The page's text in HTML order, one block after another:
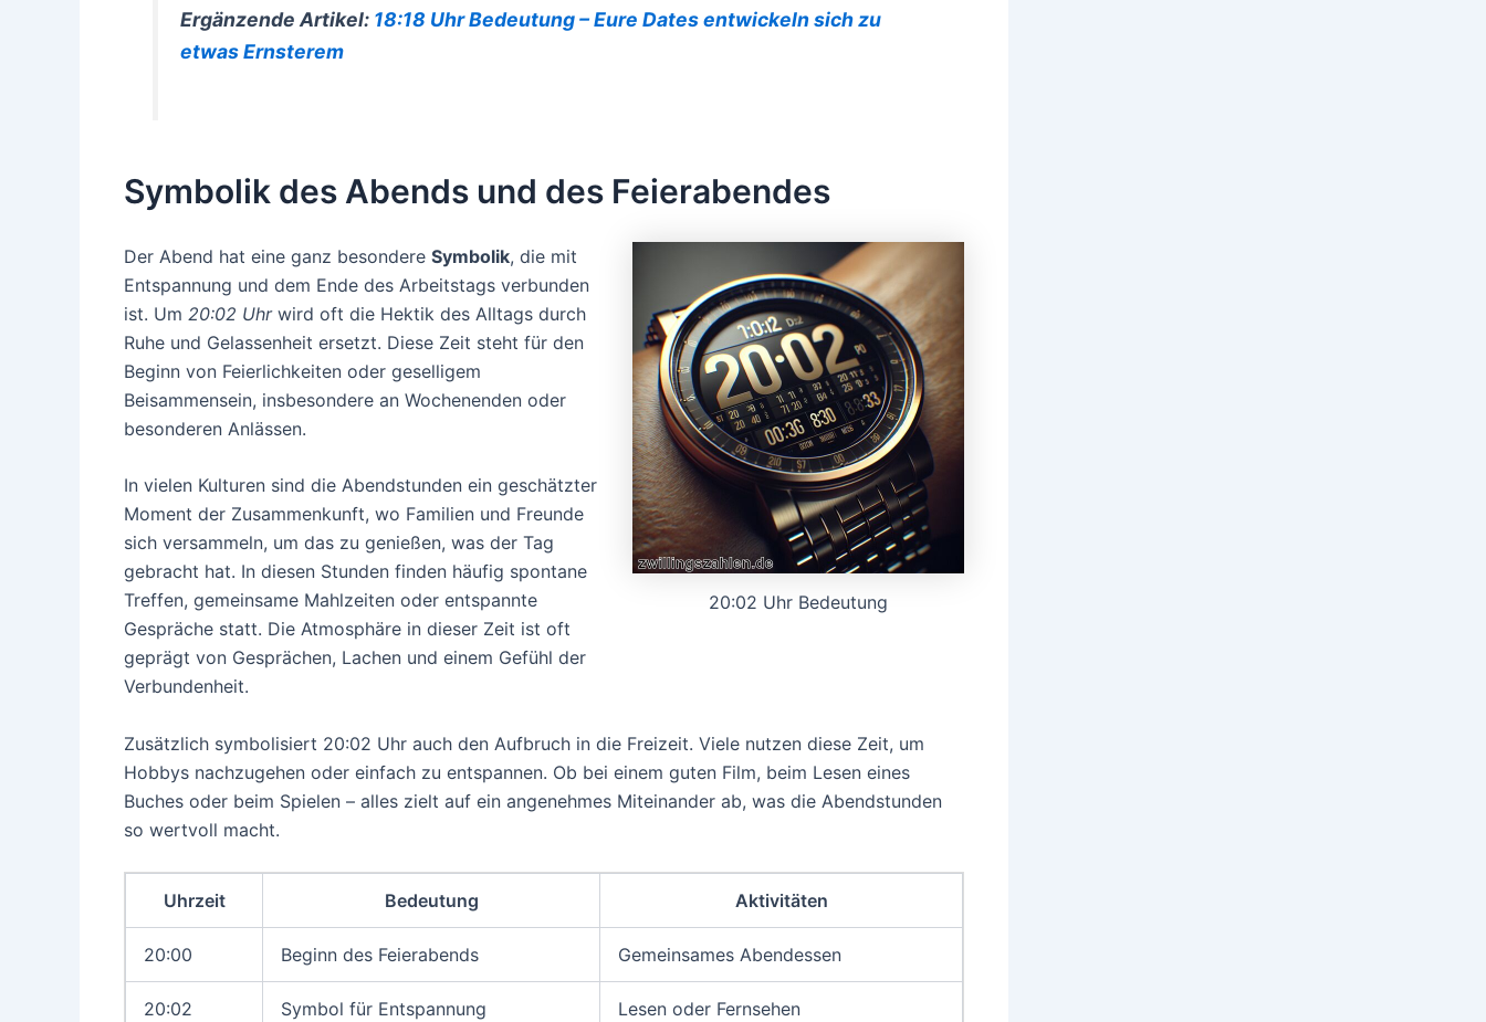
Ergänzende Artikel: 18:18 Uhr Bedeutung – Eure Dates entwickeln sich zu
etwas Ernsterem
Symbolik des Abends und des Feierabendes
20:02 Uhr Bedeutung
Der Abend hat eine ganz besondere Symbolik, die mit
Entspannung und dem Ende des Arbeitstags verbunden
ist. Um 20:02 Uhrwird oft die Hektik des Alltags durch
Ruhe und Gelassenheit ersetzt. Diese Zeit steht für den
Beginn von Feierlichkeiten oder geselligem
Beisammensein, insbesondere an Wochenenden oder
besonderen Anlässen.
In vielen Kulturen sind die Abendstunden ein geschätzter
Moment der Zusammenkunft, wo Familien und Freunde
sich versammeln, um das zu genießen, was der Tag
gebracht hat. In diesen Stunden finden häufig spontane
Treffen, gemeinsame Mahlzeiten oder entspannte
Gespräche statt. Die Atmosphäre in dieser Zeit ist oft
geprägt von Gesprächen, Lachen und einem Gefühl der
Verbundenheit.
Zusätzlich symbolisiert 20:02 Uhr auch den Aufbruch in die Freizeit. Viele nutzen diese Zeit, um
Hobbys nachzugehen oder einfach zu entspannen. Ob bei einem guten Film, beim Lesen eines
Buches oder beim Spielen – alles zielt auf ein angenehmes Miteinander ab, was die Abendstunden
so wertvoll macht.
Uhrzeit Bedeutung Aktivitäten
20:00 Beginn des Feierabends Gemeinsames Abendessen
20:02 Symbol für Entspannung Lesen oder Fernsehen